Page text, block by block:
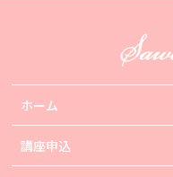
ホーム
講座申込